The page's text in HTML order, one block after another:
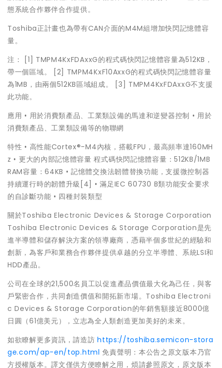
態系統合作夥伴合作提供。
Toshiba正計畫也為帶有CAN介面的M4M組增加快閃記憶體容
量。
注： [1] TMPM4KxFDAxxG的程式碼快閃記憶體容量為512KB，
帶一個區域。 [2] TMPM4KxF10AxxG的程式碼快閃記憶體容量
為1MB，由兩個512KB區域組成。 [3] TMPM4KxFDAxxG不支援
此功能。
應用 • 用於消費類產品、工業類設備的馬達和逆變器控制 • 用於
消費類產品、工業類設備等的物聯網
特性 • 高性能Cortex®-M4內核，搭載FPU，最高頻率達160MH
z • 更大的內部記憶體容量 程式碼快閃記憶體容量：512KB/1MB
RAM容量：64KB • 記憶體交換法韌體替換功能，支援微控制器
持續運行時的韌體升級[4] • 滿足IEC 60730 B類功能安全要求
的自診斷功能 • 四種封裝類型
關於Toshiba Electronic Devices & Storage Corporation
Toshiba Electronic Devices & Storage Corporation是先
進半導體和儲存解決方案的領導廠商，憑藉半個多世紀的經驗和
創新，為客戶和業務合作夥伴提供卓越的分立半導體、系統LSI和
HDD產品。
公司在全球的21,500名員工以促進產品價值最大化為己任，與客
戶緊密合作，共同創造價值和開拓新市場。Toshiba Electroni
c Devices & Storage Corporation的年銷售額接近8000億
日圓（61億美元），立志為全人類創造更加美好的未來。
如欲瞭解更多資訊，請造訪https://toshiba.semicon-stora
ge.com/ap-en/top.html 免責聲明：本公告之原文版本乃官
方授權版本。譯文僅供方便瞭解之用，煩請參照原文，原文版本